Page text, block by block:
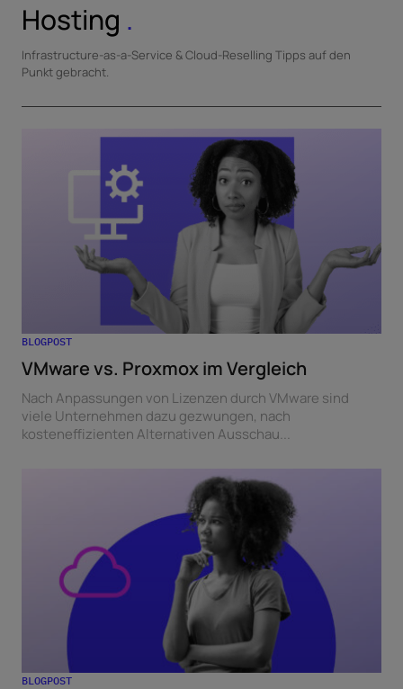
Hosting .
Infrastructure-as-a-Service & Cloud-Reselling Tipps auf den
Punkt gebracht.
BLOGPOST
VMware vs. Proxmox im Vergleich
Nach Anpassungen von Lizenzen durch VMware sind
viele Unternehmen dazu gezwungen, nach
kosteneffizienten Alternativen Ausschau...
BLOGPOST